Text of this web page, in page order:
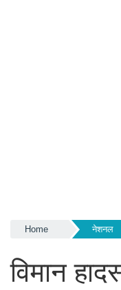
Home नेशनल
विमान